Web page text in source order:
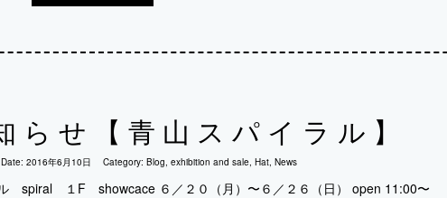
らせ【青山スパイラル】
Date: 2016年6月10日 Category: Blog, exhibition and sale, Hat, News
spiral １F showcace ６／２０（月）〜６／２６（日） open 11:00〜